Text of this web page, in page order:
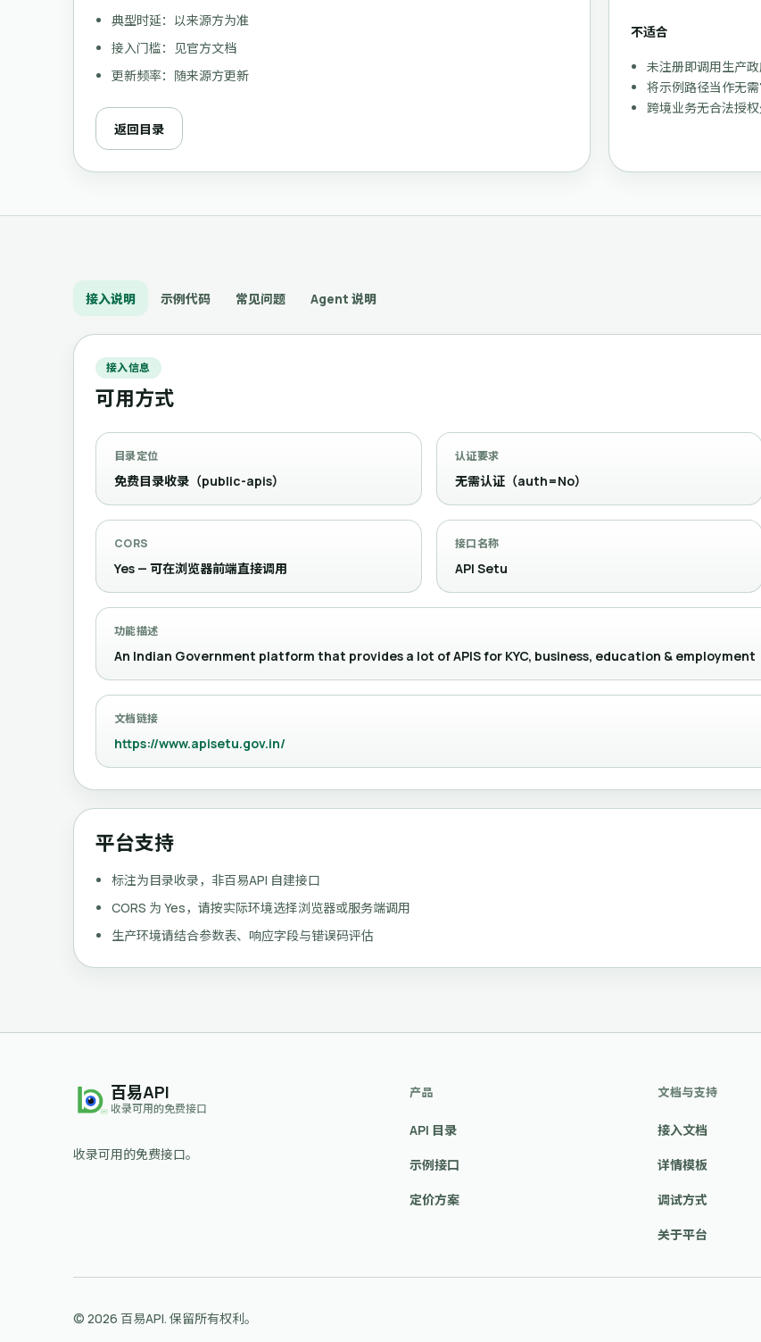
典型时延：以来源方为准
接入门槛：见官方文档
更新频率：随来源方更新
返回目录
不适合
未注册即调用生产
将示例路径当作无
跨境业务无合法授
接入说明 示例代码 常见问题 Agent 说明
接入信息
可用方式
目录定位
免费目录收录（public-apis）
认证要求
无需认证（auth=No）
CORS
Yes — 可在浏览器前端直接调用
接口名称
API Setu
功能描述
An Indian Government platform that provides a lot of APIS for KYC, business, education & employment
文档链接
https://www.apisetu.gov.in/
平台支持
标注为目录收录，非百易API 自建接口
CORS 为 Yes，请按实际环境选择浏览器或服务端调用
生产环境请结合参数表、响应字段与错误码评估
百易API
收录可用的免费接口
收录可用的免费接口。
产品
API 目录
示例接口
定价方案
文档与支持
接入文档
详情模板
调试方式
关于平台
© 2026 百易API. 保留所有权利。